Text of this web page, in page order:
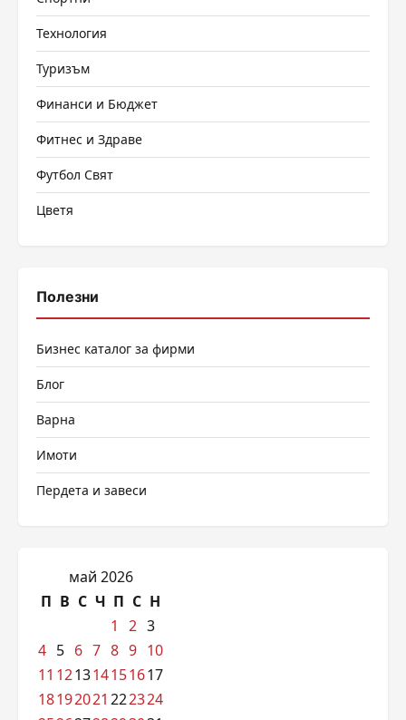
Технология
Туризъм
Финанси и Бюджет
Фитнес и Здраве
Футбол Свят
Цветя
Полезни
Бизнес каталог за фирми
Блог
Варна
Имоти
Пердета и завеси
май 2026
П В С Ч П С Н
1
2 3
4 5 6 7 8 9 10
11 121314151617
18192021 222324